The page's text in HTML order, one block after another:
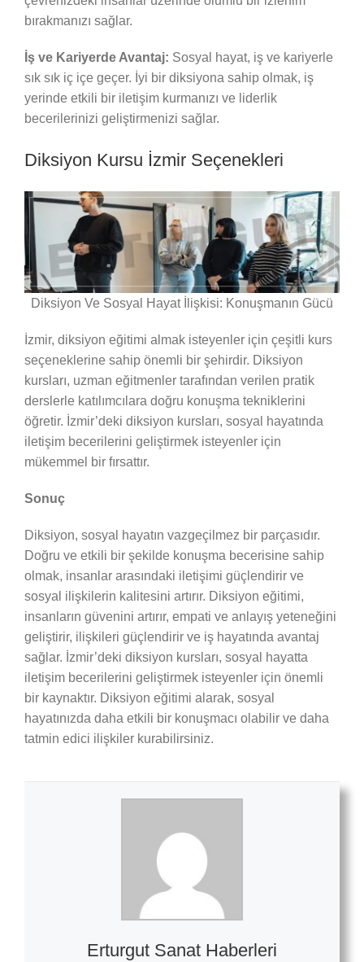
bırakmanızı sağlar.
İş ve Kariyerde Avantaj: Sosyal hayat, iş ve kariyerle
sık sık iç içe geçer. İyi bir diksiyona sahip olmak, iş
yerinde etkili bir iletişim kurmanızı ve liderlik
becerilerinizi geliştirmenizi sağlar.
Diksiyon Kursu İzmir Seçenekleri
Diksiyon Ve Sosyal Hayat İlişkisi: Konuşmanın Gücü
İzmir, diksiyon eğitimi almak isteyenler için çeşitli kurs
seçeneklerine sahip önemli bir şehirdir. Diksiyon
kursları, uzman eğitmenler tarafından verilen pratik
derslerle katılımcılara doğru konuşma tekniklerini
öğretir. İzmir’deki diksiyon kursları, sosyal hayatında
iletişim becerilerini geliştirmek isteyenler için
mükemmel bir fırsattır.
Sonuç
Diksiyon, sosyal hayatın vazgeçilmez bir parçasıdır.
Doğru ve etkili bir şekilde konuşma becerisine sahip
olmak, insanlar arasındaki iletişimi güçlendirir ve
sosyal ilişkilerin kalitesini artırır. Diksiyon eğitimi,
insanların güvenini artırır, empati ve anlayış yeteneğini
geliştirir, ilişkileri güçlendirir ve iş hayatında avantaj
sağlar. İzmir’deki diksiyon kursları, sosyal hayatta
iletişim becerilerini geliştirmek isteyenler için önemli
bir kaynaktır. Diksiyon eğitimi alarak, sosyal
hayatınızda daha etkili bir konuşmacı olabilir ve daha
tatmin edici ilişkiler kurabilirsiniz.
Erturgut Sanat Haberleri